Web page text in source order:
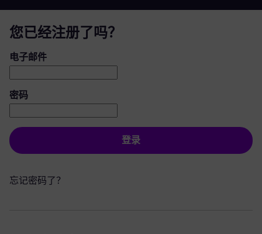
您已经注册了吗？
登录：用户和密码
电子邮件
密码
登录
忘记密码了？